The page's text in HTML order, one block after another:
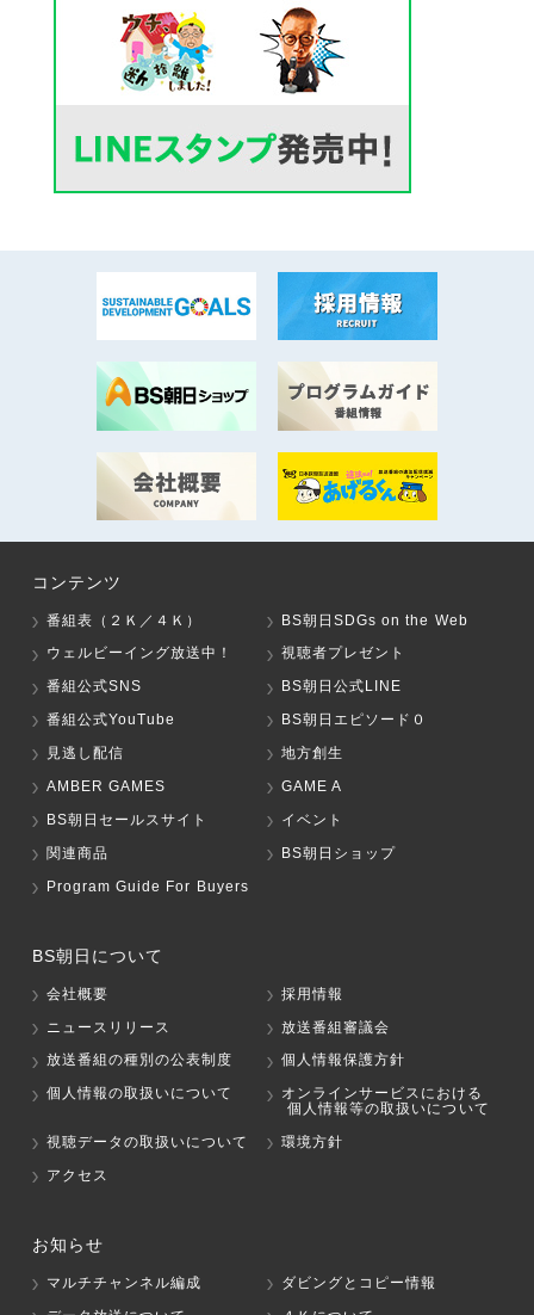
コンテンツ
番組表（２Ｋ／４Ｋ）
BS朝日SDGs on the Web
ウェルビーイング放送中！
視聴者プレゼント
番組公式SNS
BS朝日公式LINE
番組公式YouTube
BS朝日エピソード０
見逃し配信
地方創生
AMBER GAMES
GAME A
BS朝日セールスサイト
イベント
関連商品
BS朝日ショップ
Program Guide For Buyers
BS朝日について
会社概要
採用情報
ニュースリリース
放送番組審議会
放送番組の種別の公表制度
個人情報保護方針
個人情報の取扱いについて
オンラインサービスにおける
個人情報等の取扱いについて
視聴データの取扱いについて
環境方針
アクセス
お知らせ
マルチチャンネル編成
ダビングとコピー情報